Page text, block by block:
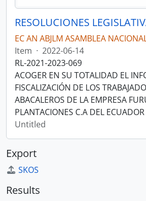
EC AN ABJLM ASAMBLEA
Item · 2022-06-14
RL-2021-2023-069
ACOGER EN SU TOTALIDAD EL
FISCALIZACIÓN DE LOS
ABACALEROS DE LA EMPRESA
PLANTACIONES C.A DEL ECUADOR
Untitled
Export
SKOS
Results